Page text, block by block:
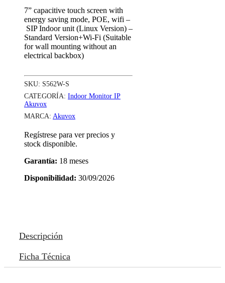
7” capacitive touch screen with
energy saving mode, POE, wifi –
SIP Indoor unit (Linux Version) –
Standard Version+Wi-Fi (Suitable
for wall mounting without an
electrical backbox)
SKU: S562W-S
CATEGORÍA: Indoor Monitor IP
Akuvox
MARCA: Akuvox
Regístrese para ver precios y
stock disponible.
Garantía: 18 meses
Disponibilidad: 30/09/2026
Descripción
Ficha Técnica